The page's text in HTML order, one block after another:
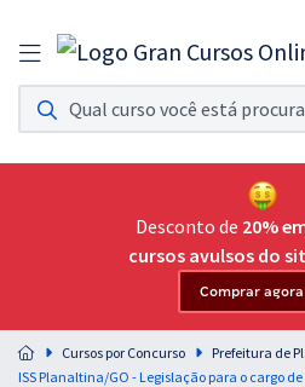
Assinatura Ilimitada 11
Acesso a todos os cursos. Teste grátis por 7
Assinatura OAB Até Passar
Acesso ilimitado a toda preparação para o
Residências Multiprofissionais
Preparação completa e intensiva para as
residências em saúde do Brasil
Desconto de 20%
cursos avulsos do
Comprar agora
Cursos por Concurso
Prefeitura de